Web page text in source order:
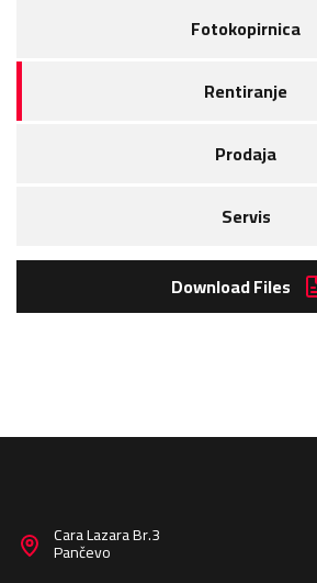
Fotokopirnica
Rentiranje
Prodaja
Servis
Download Files
Cara Lazara Br.3
Pančevo